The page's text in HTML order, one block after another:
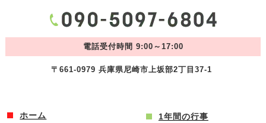
電話受付時間 9:00～17:00
〒661-0979 兵庫県尼崎市上坂部2丁目37-1
ホーム
1年間の行事